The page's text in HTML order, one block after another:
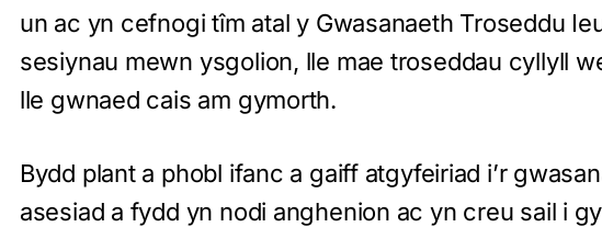
un ac yn cefnogi tîm atal y Gwasanaeth Troseddu
sesiynau mewn ysgolion, lle mae troseddau cyllyll
lle gwnaed cais am gymorth.
Bydd plant a phobl ifanc a gaiff atgyfeiriad i’r
asesiad a fydd yn nodi anghenion ac yn creu sail i